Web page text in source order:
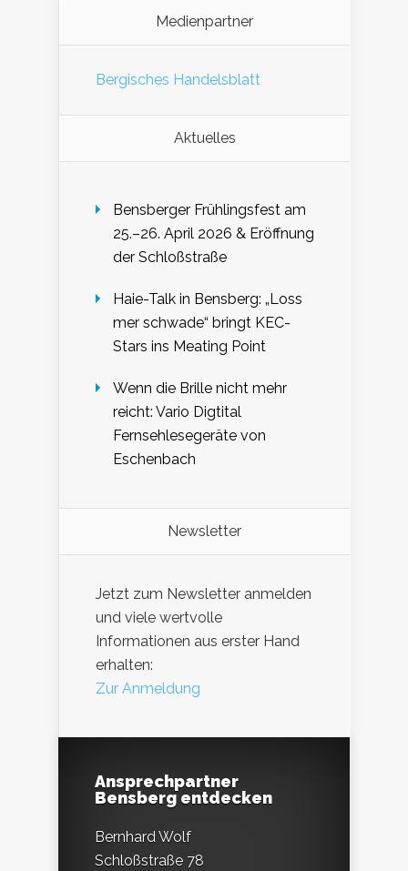
Medienpartner
Bergisches Handelsblatt
Aktuelles
Bensberger Frühlingsfest am
25.–26. April 2026 & Eröffnung
der Schloßstraße
Haie-Talk in Bensberg: „Loss
mer schwade“ bringt KEC-
Stars ins Meating Point
Wenn die Brille nicht mehr
reicht: Vario Digtital
Fernsehlesegeräte von
Eschenbach
Newsletter
Jetzt zum Newsletter anmelden
und viele wertvolle
Informationen aus erster Hand
erhalten:
Zur Anmeldung
Ansprechpartner
Bensberg entdecken
Bernhard Wolf
Schloßstraße 78